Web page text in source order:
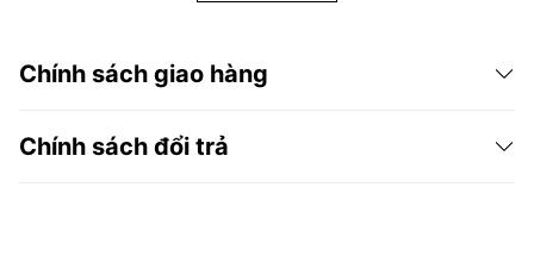
Chính sách giao hàng
Chính sách đổi trả